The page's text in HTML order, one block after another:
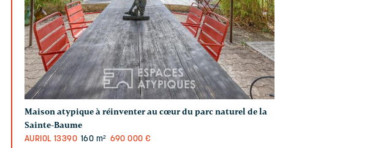
Maison atypique à réinventer au cœur du parc naturel de la
Sainte-Baume
AURIOL 13390 160 m² 690 000 €